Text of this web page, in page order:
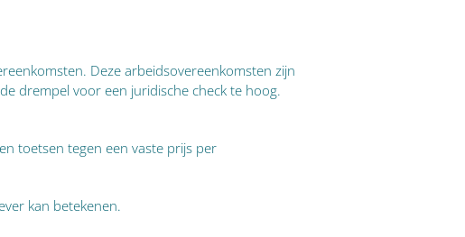
Deze arbeidsovereenkomsten zijn
drempel voor een juridische check te hoog.
toetsen tegen een vaste prijs per
kan betekenen.